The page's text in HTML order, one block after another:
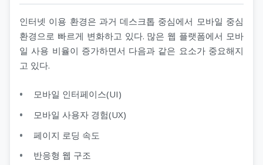
인터넷 이용 환경은 과거 데스크톱 중심에서 모바일 중심
환경으로 빠르게 변화하고 있다. 많은 웹 플랫폼에서 모바
일 사용 비율이 증가하면서 다음과 같은 요소가 중요해지
고 있다.
모바일 인터페이스(UI)
모바일 사용자 경험(UX)
페이지 로딩 속도
반응형 웹 구조